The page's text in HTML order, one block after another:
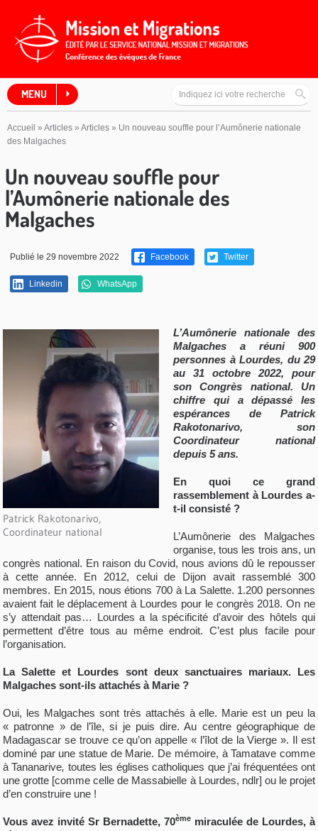
MENU
Accueil » Articles » Articles » Un nouveau souffle pour l’Aumônerie nationale
des Malgaches
Un nouveau souffle pour
l’Aumônerie nationale des
Malgaches
Publié le 29 novembre 2022 Facebook Twitter
Linkedin WhatsApp
Patrick Rakotonarivo,
Coordinateur national
L’Aumônerie nationale des
Malgaches a réuni 900
personnes à Lourdes, du 29
au 31 octobre 2022,
pour
son Congrès national. Un
chiffre qui a dépassé les
espérances de Patrick
Rakotonarivo, son
Coordinateur national
depuis 5 ans.
En quoi ce grand
rassemblement à Lourdes a-
t-il consisté ?
L’Aumônerie des Malgaches
organise, tous les trois ans, un
congrès national. En raison du Covid, nous avions dû le repousser
à cette année. En 2012, celui de Dijon avait rassemblé 300
membres. En 2015, nous étions 700 à La Salette. 1.200 personnes
avaient fait le déplacement à Lourdes pour le congrès 2018. On ne
s’y attendait pas… Lourdes a la spécificité d’avoir des hôtels qui
permettent d’être tous au même endroit. C’est plus facile pour
l’organisation.
La Salette et Lourdes sont deux sanctuaires mariaux. Les
Malgaches sont-ils attachés à Marie ?
Oui, les Malgaches sont très attachés à elle. Marie est un peu la
« patronne » de l’île, si je puis dire. Au centre géographique de
Madagascar se trouve ce qu’on appelle « l’îlot de la Vierge ». Il est
dominé par une statue de Marie. De mémoire, à Tamatave comme
à Tananarive, toutes les églises catholiques que j’ai fréquentées ont
une grotte [comme celle de Massabielle à Lourdes, ndlr] ou le projet
d’en construire une !
Vous avez invité Sr Bernadette, 70ème miraculée de Lourdes, à